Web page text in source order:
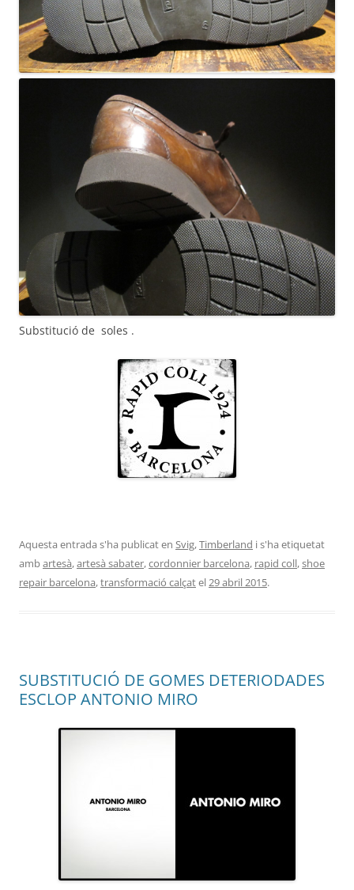
Substitució de soles .
Aquesta entrada s'ha publicat en Svig,Timberland i s'ha etiquetat
ambartesà,artesà sabater,cordonnier barcelona, rapid coll,shoe
repair barcelona,transformació calçatel29 abril 2015.
SUBSTITUCIÓ DE GOMES DETERIODADES
ESCLOP ANTONIO MIRO